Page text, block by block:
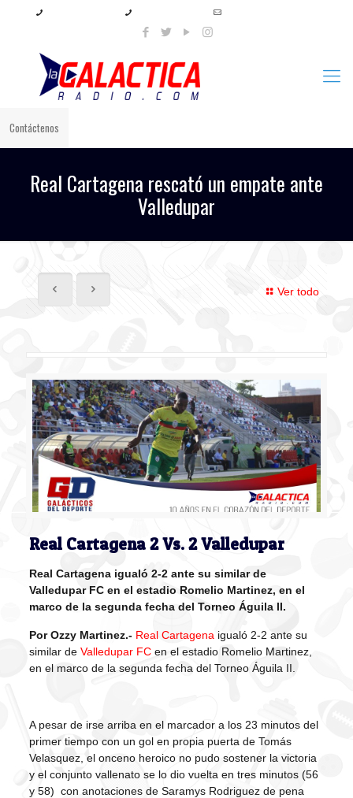
Contáctenos
Real Cartagena rescató un empate ante
Valledupar
Ver todo
Real Cartagena 2 Vs. 2 Valledupar
Real Cartagena igualó 2-2 ante su similar de
Valledupar FC en el estadio Romelio Martinez, en el
marco de la segunda fecha del Torneo Águila II.
Por Ozzy Martinez.- Real Cartagena igualó 2-2 ante su
similar de Valledupar FCen el estadio Romelio Martinez,
en el marco de la segunda fecha del Torneo Águila II.
A pesar de irse arriba en el marcador a los 23 minutos del
primer tiempo con un gol en propia puerta de Tomás
Velasquez, el onceno heroico no pudo sostener la victoria
y el conjunto vallenato se lo dio vuelta en tres minutos (56
y 58) con anotaciones de Saramys Rodriguez de pena